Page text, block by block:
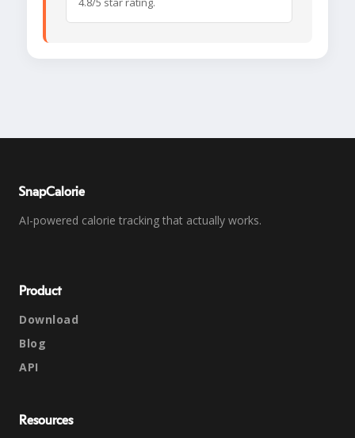
SnapCalorie
AI-powered calorie tracking that actually works.
Product
Download
Blog
API
Resources